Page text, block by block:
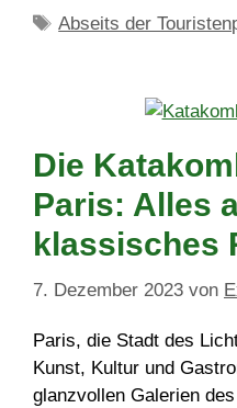
Schlagwörter
Abseits der
Die
Paris: Alles
klassisches
7. Dezember 2023 von
Paris, die Stadt des
Kunst, Kultur und
glanzvollen Galerien